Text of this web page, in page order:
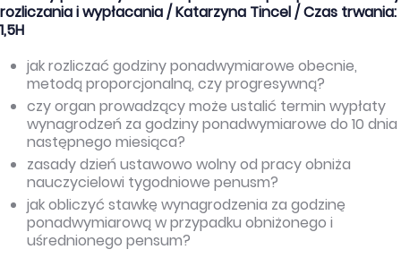
rozliczania i wypłacania / Katarzyna Tincel / Czas trwania:
1,5H
jak rozliczać godziny ponadwymiarowe obecnie,
metodą proporcjonalną, czy progresywną?
czy organ prowadzący może ustalić termin wypłaty
wynagrodzeń za godziny ponadwymiarowe do 10 dnia
następnego miesiąca?
zasady dzień ustawowo wolny od pracy obniża
nauczycielowi tygodniowe penusm?
jak obliczyć stawkę wynagrodzenia za godzinę
ponadwymiarową w przypadku obniżonego i
uśrednionego pensum?